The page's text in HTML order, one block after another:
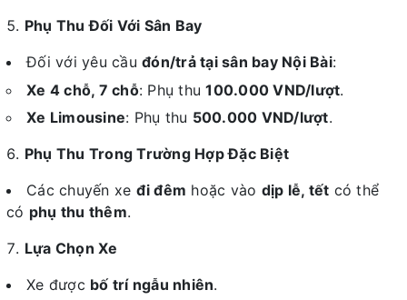
Phụ Thu Đối Với Sân Bay
Đối với yêu cầu đón/trả tại sân bay Nội Bài:
Xe 4 chỗ, 7 chỗ: Phụ thu100.000 VND/lượt.
Xe Limousine: Phụ thu 500.000 VND/lượt.
Phụ Thu Trong Trường Hợp Đặc Biệt
Các chuyến xe đi đêm hoặc vào dịp lễ, tết có thể
có phụ thu thêm.
Lựa Chọn Xe
Xe được bố trí ngẫu nhiên.